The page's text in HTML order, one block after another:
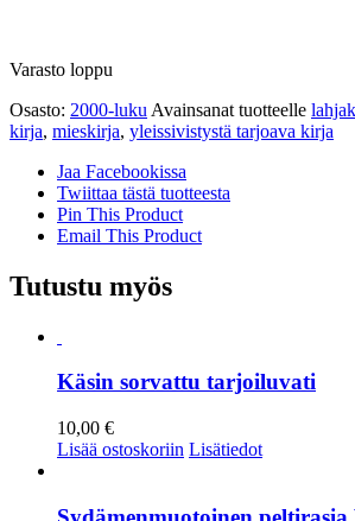
Varasto loppu
Osasto: 2000-luku Avainsanat tuotteelle
kirja, mieskirja, yleissivistystä tarjoava kirja
Jaa Facebookissa
Twiittaa tästä tuotteesta
Pin This Product
Email This Product
Tutustu myös
Käsin sorvattu tarjoiluvati
10,00 €
Lisää ostoskoriin Lisätiedot